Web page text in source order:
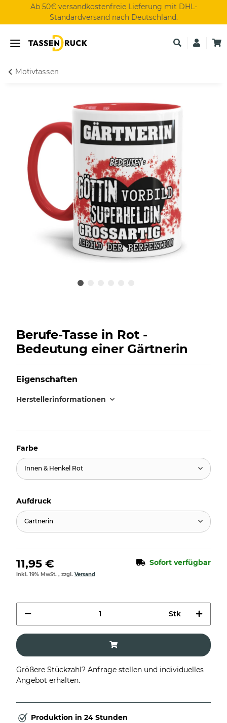
Ab 50€ versandkostenfreie Lieferung mit DHL-
Standardversand nach Deutschland.
Motivtassen
Berufe-Tasse in Rot -
Bedeutung einer Gärtnerin
Eigenschaften
Herstellerinformationen
Farbe
Innen & Henkel Rot
Aufdruck
Gärtnerin
11,95 € Sofort verfügbar
inkl. 19% MwSt. , zzgl. Versand
Stk
Größere Stückzahl? Anfrage stellen und individuelles
Angebot erhalten.
Produktion in 24 Stunden